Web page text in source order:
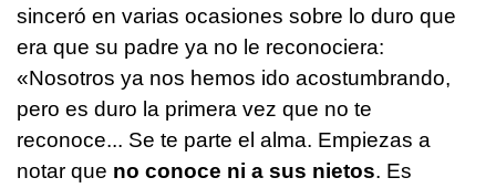
sinceró en varias ocasiones sobre lo duro que
era que su padre ya no le reconociera:
«Nosotros ya nos hemos ido acostumbrando,
pero es duro la primera vez que no te
reconoce... Se te parte el alma. Empiezas a
notar que no conoce ni a sus nietos. Es